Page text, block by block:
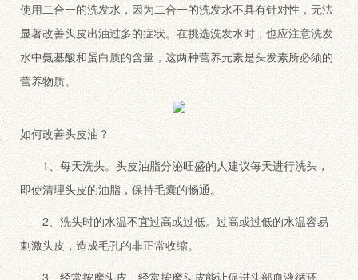
使用二合一的洗发水，因为二合一的洗发水不具有针对性，无法
显著改善头皮出油过多的症状。在挑选洗发水时，也应注意洗发
水中氨基酸和蛋白质的含量，这两种营养元素是头发素所必须的
营养物质。
如何改善头皮油？
1、每天洗头。头皮油脂分泌旺盛的人建议每天进行洗头，
即使清理头皮的油脂，保持毛囊的畅通。
2、洗头时的水温不宜过高或过低。过高或过低的水温容易
刺激头皮，造成毛孔的非正常收缩。